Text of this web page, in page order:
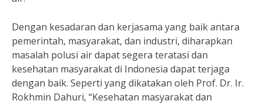
Dengan kesadaran dan kerjasama yang baik antara
pemerintah, masyarakat, dan industri, diharapkan
masalah polusi air dapat segera teratasi dan
kesehatan masyarakat di Indonesia dapat terjaga
dengan baik. Seperti yang dikatakan oleh Prof. Dr. Ir.
Rokhmin Dahuri, “Kesehatan masyarakat dan